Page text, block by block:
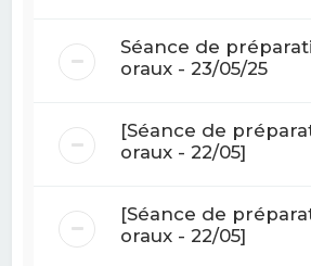
Séance de
oraux - 23/05/25
[Séance de
oraux - 22/05]
[Séance de
oraux - 22/05]